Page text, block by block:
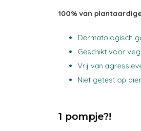
100% van
Dermatologisch
Geschikt voor
Vrij van
Niet getest op
1 pompje?!